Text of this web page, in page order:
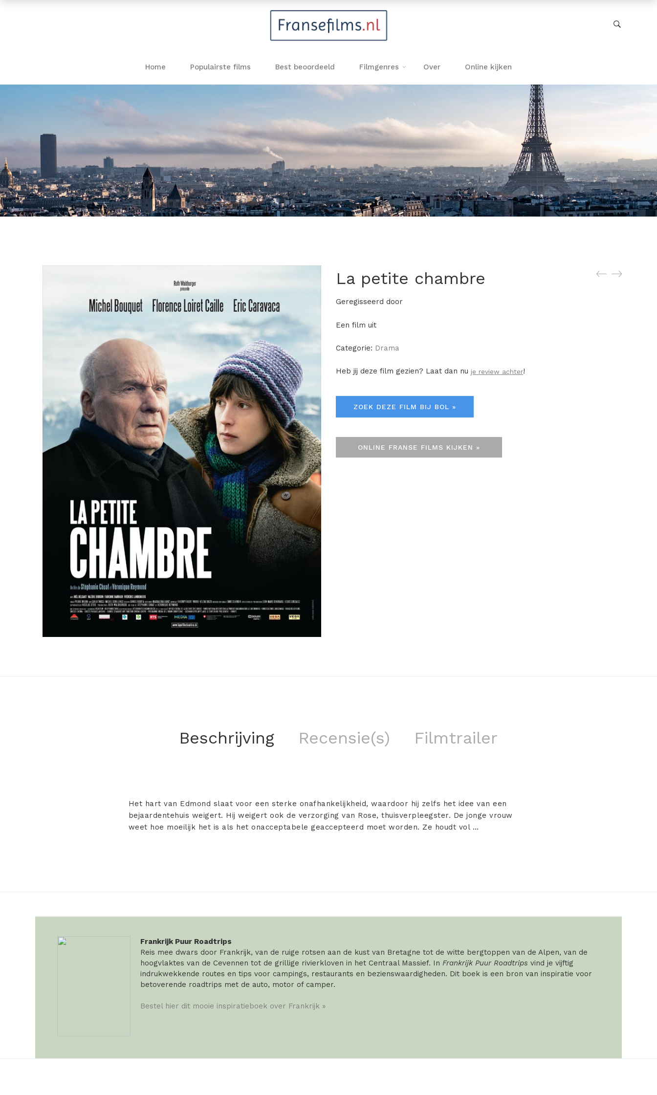
Home Populairste films Best beoordeeld Filmgenres Over Online kijken
La petite chambre
Geregisseerd door
Een film uit
Categorie: Drama
Heb jij deze film gezien? Laat dan nu je review achter!
ZOEK DEZE FILM BIJ BOL »
ONLINE FRANSE FILMS KIJKEN »
Beschrijving Recensie(s) Filmtrailer
Het hart van Edmond slaat voor een sterke onafhankelijkheid, waardoor hij zelfs het idee van een
bejaardentehuis weigert. Hij weigert ook de verzorging van Rose, thuisverpleegster. De jonge vrouw
weet hoe moeilijk het is als het onacceptabele geaccepteerd moet worden. Ze houdt vol …
Frankrijk Puur Roadtrips
Reis mee dwars door Frankrijk, van de ruige rotsen aan de kust van Bretagne tot de witte bergtoppen van de Alpen, van de
hoogvlaktes van de Cevennen tot de grillige rivierkloven in het Centraal Massief. In Frankrijk Puur Roadtrips vind je vijftig
indrukwekkende routes en tips voor campings, restaurants en bezienswaardigheden. Dit boek is een bron van inspiratie voor
betoverende roadtrips met de auto, motor of camper.
Bestel hier dit mooie inspiratieboek over Frankrijk »